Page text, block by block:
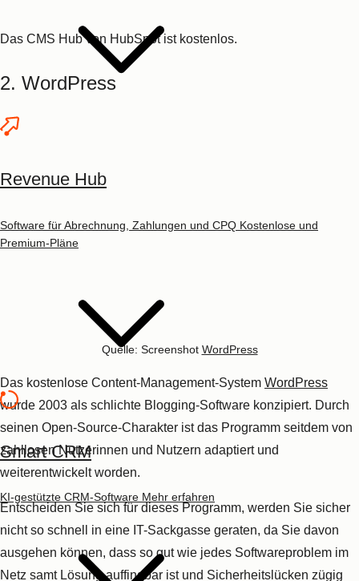
Revenue Hub
Software für Abrechnung, Zahlungen und CPQ Kostenlose und
Premium-Pläne
Smart CRM
KI-gestützte CRM-Software Mehr erfahren
Kostenloses System , das klarer Marktführer ist
Leichte Bedienung und schnelle Installation
Sehr große und aktive
Sicherheitslücken
Schwächen und Nachteile von WordPress
Aufbau und der Bearbeitung Ihrer Website
einstellen, dass Suchmaschinen die Seite nicht indexieren
sollen. Wenn die Website jedoch fertig ist, ist es umso wichtiger
daran zu denken, dass die Seite indexiert werden soll, damit
sie für Besucherinnen und Besucher auffindbar ist.
Nutzen Sie nur wirklich benötigtePlugins. Denn insbesondere
kostenfreie Plugins werden teilweise oft nicht weiterentwickelt,
sodass auch Sicherheitslücken nicht geschlossen werden.
WordPress: Preis
WordPress istkostenlos nutzbar.